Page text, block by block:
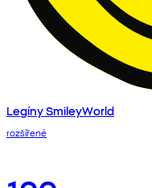
Legíny SmileyWorld
rozšířené